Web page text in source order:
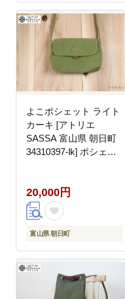
よこポシェット ライト
カーキ [アトリエ
SASSA 富山県 朝日町
34310397-lk] ポシェッ
しゃれ 手作り シンプル
レザー
20,000円
富山県 朝日町